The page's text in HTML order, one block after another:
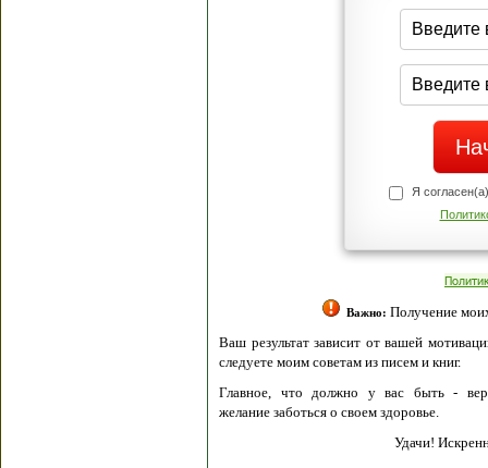
Я
Важно: Получение
Ваш результат зависит от вашей
следуете моим советам из писем и книг.
Главное, что должно у вас быть -
желание заботься о своем здоровье.
Удачи!